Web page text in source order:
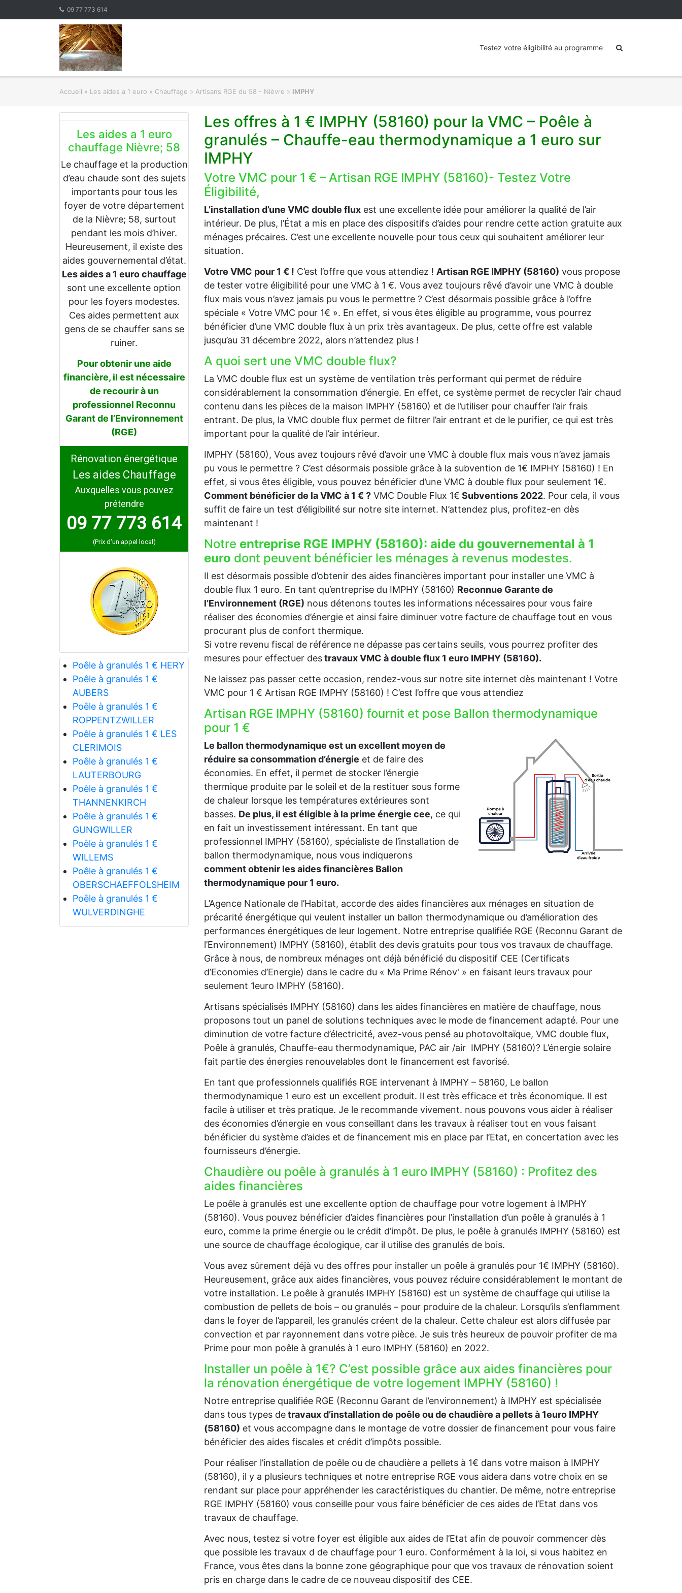
09 77 773 614
Testez votre éligibilité au programme
Accueil » Les aides a 1 euro » Chauffage » Artisans RGE du 58 - Nièvre » IMPHY
Les aides a 1 euro
chauffage Nièvre; 58
Le chauffage et la production
d’eau chaude sont des sujets
importants pour tous les
foyer de votre département
de la Nièvre; 58, surtout
pendant les mois d’hiver.
Heureusement, il existe des
aides gouvernemental d’état.
Les aides a 1 euro chauffage
sont une excellente option
pour les foyers modestes.
Ces aides permettent aux
gens de se chauffer sans se
ruiner.
Pour obtenir une aide
financière, il est nécessaire
de recourir à un
professionnel Reconnu
Garant de l’Environnement
(RGE)
Rénovation énergétique
Les aides Chauffage
Auxquelles vous pouvez
prétendre
09 77 773 614
(Prix d'un appel local)
Poêle à granulés 1 € HERY
Poêle à granulés 1 €
AUBERS
Poêle à granulés 1 €
ROPPENTZWILLER
Poêle à granulés 1 € LES
CLERIMOIS
Poêle à granulés 1 €
LAUTERBOURG
Poêle à granulés 1 €
THANNENKIRCH
Poêle à granulés 1 €
GUNGWILLER
Poêle à granulés 1 €
WILLEMS
Poêle à granulés 1 €
OBERSCHAEFFOLSHEIM
Poêle à granulés 1 €
WULVERDINGHE
Les offres à 1 € IMPHY (58160) pour la VMC – Poêle à
granulés – Chauffe-eau thermodynamique a 1 euro sur
IMPHY
Votre VMC pour 1 € – Artisan RGE IMPHY (58160)- Testez Votre
Éligibilité,
L’installation d’une VMC double flux est une excellente idée pour améliorer la qualité de l’air
intérieur. De plus, l’État a mis en place des dispositifs d’aides pour rendre cette action gratuite aux
ménages précaires. C’est une excellente nouvelle pour tous ceux qui souhaitent améliorer leur
situation.
Votre VMC pour 1 € ! C’est l’offre que vous attendiez ! Artisan RGE IMPHY (58160) vous propose
de tester votre éligibilité pour une VMC à 1 €. Vous avez toujours rêvé d’avoir une VMC à double
flux mais vous n’avez jamais pu vous le permettre ? C’est désormais possible grâce à l’offre
spéciale « Votre VMC pour 1€ ». En effet, si vous êtes éligible au programme, vous pourrez
bénéficier d’une VMC double flux à un prix très avantageux. De plus, cette offre est valable
jusqu’au 31 décembre 2022, alors n’attendez plus !
A quoi sert une VMC double flux?
La VMC double flux est un système de ventilation très performant qui permet de réduire
considérablement la consommation d’énergie. En effet, ce système permet de recycler l’air chaud
contenu dans les pièces de la maison IMPHY (58160) et de l’utiliser pour chauffer l’air frais
entrant. De plus, la VMC double flux permet de filtrer l’air entrant et de le purifier, ce qui est très
important pour la qualité de l’air intérieur.
IMPHY (58160), Vous avez toujours rêvé d’avoir une VMC à double flux mais vous n’avez jamais
pu vous le permettre ? C’est désormais possible grâce à la subvention de 1€ IMPHY (58160) ! En
effet, si vous êtes éligible, vous pouvez bénéficier d’une VMC à double flux pour seulement 1€.
Comment bénéficier de la VMC à 1 € ? VMC Double Flux 1€ Subventions 2022. Pour cela, il vous
suffit de faire un test d’éligibilité sur notre site internet. N’attendez plus, profitez-en dès
maintenant !
Notre entreprise RGE IMPHY (58160): aide du gouvernemental à 1
euro dont peuvent bénéficier les ménages à revenus modestes.
Il est désormais possible d’obtenir des aides financières important pour installer une VMC à
double flux 1 euro. En tant qu’entreprise du IMPHY (58160) Reconnue Garante de
l’Environnement (RGE) nous détenons toutes les informations nécessaires pour vous faire
réaliser des économies d’énergie et ainsi faire diminuer votre facture de chauffage tout en vous
procurant plus de confort thermique.
Si votre revenu fiscal de référence ne dépasse pas certains seuils, vous pourrez profiter des
mesures pour effectuer destravaux VMC à double flux 1 euro IMPHY (58160).
Ne laissez pas passer cette occasion, rendez-vous sur notre site internet dès maintenant ! Votre
VMC pour 1 € Artisan RGE IMPHY (58160) ! C’est l’offre que vous attendiez
Artisan RGE IMPHY (58160) fournit et pose Ballon thermodynamique
pour 1 €
Le ballon thermodynamique est un excellent moyen de
réduire sa consommation d’énergie et de faire des
économies. En effet, il permet de stocker l’énergie
thermique produite par le soleil et de la restituer sous forme
de chaleur lorsque les températures extérieures sont
basses. De plus, il est éligible à la prime énergie cee, ce qui
en fait un investissement intéressant. En tant que
professionnel IMPHY (58160), spécialiste de l’installation de
ballon thermodynamique, nous vous indiquerons
comment obtenir les aides financières Ballon
thermodynamique pour 1 euro.
L’Agence Nationale de l’Habitat, accorde des aides financières aux ménages en situation de
précarité énergétique qui veulent installer un ballon thermodynamique ou d’amélioration des
performances énergétiques de leur logement. Notre entreprise qualifiée RGE (Reconnu Garant de
l’Environnement) IMPHY (58160), établit des devis gratuits pour tous vos travaux de chauffage.
Grâce à nous, de nombreux ménages ont déjà bénéficié du dispositif CEE (Certificats
d’Economies d’Energie) dans le cadre du « Ma Prime Rénov' » en faisant leurs travaux pour
seulement 1euro IMPHY (58160).
Artisans spécialisés IMPHY (58160) dans les aides financières en matière de chauffage, nous
proposons tout un panel de solutions techniques avec le mode de financement adapté. Pour une
diminution de votre facture d’électricité, avez-vous pensé au photovoltaïque, VMC double flux,
Poêle à granulés, Chauffe-eau thermodynamique, PAC air /air IMPHY (58160)? L’énergie solaire
fait partie des énergies renouvelables dont le financement est favorisé.
En tant que professionnels qualifiés RGE intervenant à IMPHY – 58160, Le ballon
thermodynamique 1 euro est un excellent produit. Il est très efficace et très économique. Il est
facile à utiliser et très pratique. Je le recommande vivement. nous pouvons vous aider à réaliser
des économies d’énergie en vous conseillant dans les travaux à réaliser tout en vous faisant
bénéficier du système d’aides et de financement mis en place par l’Etat, en concertation avec les
fournisseurs d’énergie.
Chaudière ou poêle à granulés à 1 euro IMPHY (58160) : Profitez des
aides financières
Le poêle à granulés est une excellente option de chauffage pour votre logement à IMPHY
(58160). Vous pouvez bénéficier d’aides financières pour l’installation d’un poêle à granulés à 1
euro, comme la prime énergie ou le crédit d’impôt. De plus, le poêle à granulés IMPHY (58160) est
une source de chauffage écologique, car il utilise des granulés de bois.
Vous avez sûrement déjà vu des offres pour installer un poêle à granulés pour 1€ IMPHY (58160).
Heureusement, grâce aux aides financières, vous pouvez réduire considérablement le montant de
votre installation. Le poêle à granulés IMPHY (58160) est un système de chauffage qui utilise la
combustion de pellets de bois – ou granulés – pour produire de la chaleur. Lorsqu’ils s’enflamment
dans le foyer de l’appareil, les granulés créent de la chaleur. Cette chaleur est alors diffusée par
convection et par rayonnement dans votre pièce. Je suis très heureux de pouvoir profiter de ma
Prime pour mon poêle à granulés à 1 euro IMPHY (58160) en 2022.
Installer un poêle à 1€? C’est possible grâce aux aides financières pour
la rénovation énergétique de votre logement IMPHY (58160) !
Notre entreprise qualifiée RGE (Reconnu Garant de l’environnement) à IMPHY est spécialisée
dans tous types detravaux d’installation de poêle ou de chaudière a pellets à 1euro IMPHY
(58160) et vous accompagne dans le montage de votre dossier de financement pour vous faire
bénéficier des aides fiscales et crédit d’impôts possible.
Pour réaliser l’installation de poêle ou de chaudière a pellets à 1€ dans votre maison à IMPHY
(58160), il y a plusieurs techniques et notre entreprise RGE vous aidera dans votre choix en se
rendant sur place pour appréhender les caractéristiques du chantier. De même, notre entreprise
RGE IMPHY (58160) vous conseille pour vous faire bénéficier de ces aides de l’Etat dans vos
travaux de chauffage.
Avec nous, testez si votre foyer est éligible aux aides de l’Etat afin de pouvoir commencer dès
que possible les travaux d de chauffage pour 1 euro. Conformément à la loi, si vous habitez en
France, vous êtes dans la bonne zone géographique pour que vos travaux de rénovation soient
pris en charge dans le cadre de ce nouveau dispositif des CEE.